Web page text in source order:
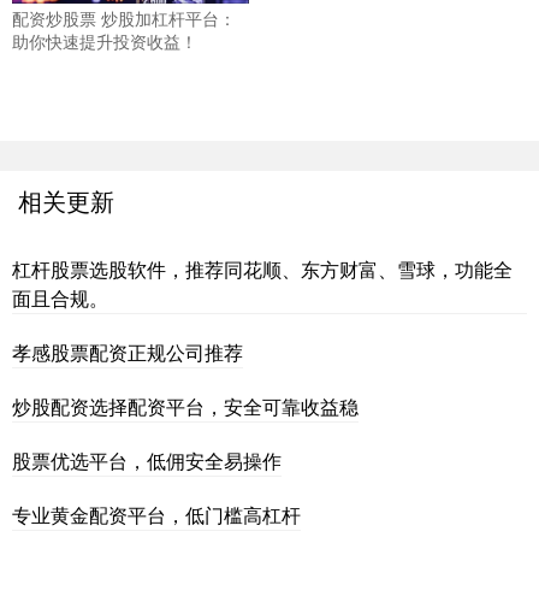
配资炒股票 炒股加杠杆平台：
助你快速提升投资收益！
相关更新
杠杆股票选股软件，推荐同花顺、东方财富、雪球，功能全
面且合规。
孝感股票配资正规公司推荐
炒股配资选择配资平台，安全可靠收益稳
股票优选平台，低佣安全易操作
专业黄金配资平台，低门槛高杠杆